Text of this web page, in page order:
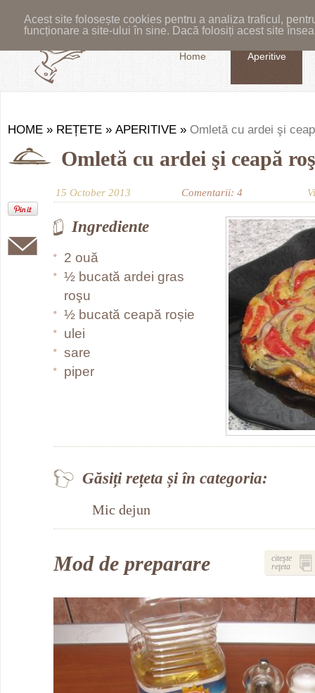
Acest site folosește cookies pentru a analiza traficul,
funcționare a site-ului în sine. Dacă folosiți acest site
Home Aperitive
HOME » REȚETE » APERITIVE » Omletă cu ardei şi
Omletă cu ardei şi ceapă
15 October 2013 Comentarii: 4
Ingrediente
2 ouă
½ bucată ardei gras
roşu
½ bucată ceapă roșie
ulei
sare
piper
Găsiți rețeta și în categoria:
Mic dejun
Mod de preparare
citeşte
reţeta